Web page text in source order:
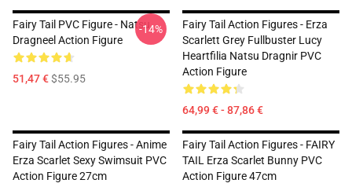
Fairy Tail PVC Figure - Natsu
Dragneel Action Figure
51,47 €$55.95
-14%
Fairy Tail Action Figures - Erza
Scarlett Grey Fullbuster Lucy
Heartfilia Natsu Dragnir PVC
Action Figure
64,99 € - 87,86 €
Fairy Tail Action Figures - Anime
Erza Scarlet Sexy Swimsuit PVC
Action Figure 27cm
Fairy Tail Action Figures - FAIRY
TAIL Erza Scarlet Bunny PVC
Action Figure 47cm